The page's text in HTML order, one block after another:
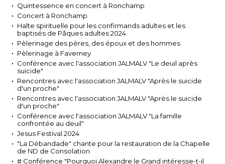
Quintessence en concert à Ronchamp
Concert à Ronchamp
Halte spirituelle pour les confirmands adultes et les
baptisés de Pâques adultes 2024
Pèlerinage des pères, des époux et des hommes
Pèlerinage à Faverney
Conférence avec l'association JALMALV "Le deuil après
suicide"
Rencontres avec l'association JALMALV "Après le suicide
d'un proche"
Rencontres avec l'association JALMALV "Après le suicide
d'un proche"
Conférence avec l'association JALMALV "La famille
confrontée au deuil"
Jesus Festival 2024
"La Débandade" chante pour la restauration de la Chapelle
de ND de Consolation
# Conférence "Pourquoi Alexandre le Grand intéresse-t-il